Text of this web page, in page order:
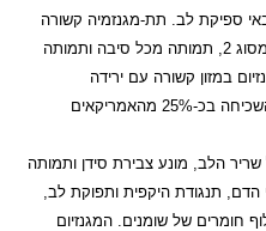
ספיקת לב. תת-מגנזמיה קשורה
בשכיחות יתר עם יתר לחץ דם, סוכרת מסוג 2, תמותה מכל סיבה ותמותה
במזון קשורה עם ירידה
בהתפתחות תסמונת חילוף החומרים, השכיחה בכ-25% מהאמריקאים
הלב, מונע צבירת סידן ותמותה
תנגודת היקפית ותפוקת לב,
חומרים של שומנים. המגנזיום